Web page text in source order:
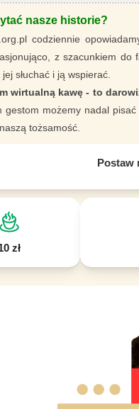
nasze historie?
codziennie
z szacunkiem do
słuchać i ją wspierać.
wirtualną kawę - to
gestom możemy nadal
tożsamość.
Postaw
zł